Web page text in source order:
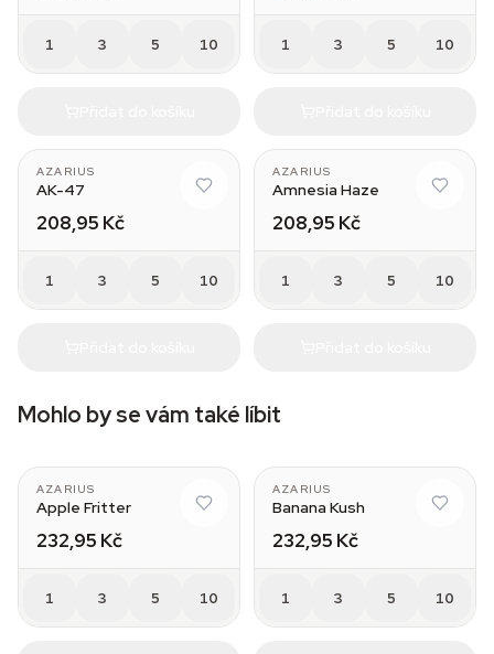
1 3 5 10 1 3 5 10
AZARIUS
AK-47
208,95 Kč
1 3 5 10
AZARIUS
Amnesia Haze
208,95 Kč
1 3 5 10
Mohlo by se vám také líbit
AZARIUS
Apple Fritter
232,95 Kč
1 3 5 10
AZARIUS
Banana Kush
232,95 Kč
1 3 5 10